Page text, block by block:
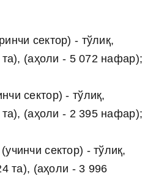
сектор) - тўлиқ,
(аҳоли - 5 072 нафар);
сектор) - тўлиқ,
(аҳоли - 2 395 нафар);
сектор) - тўлиқ,
та), (аҳоли - 3 996